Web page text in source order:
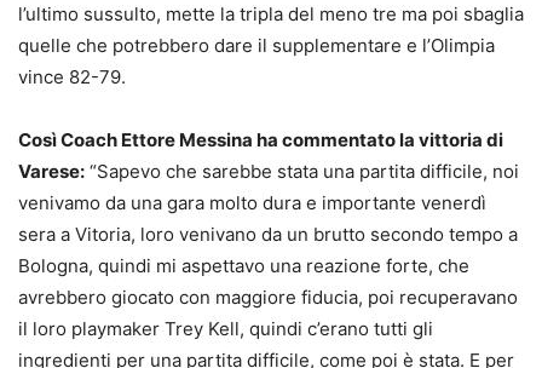
l’ultimo sussulto, mette la tripla del meno tre ma poi sbaglia
quelle che potrebbero dare il supplementare e l’Olimpia
vince 82-79.
Così Coach Ettore Messina ha commentato la vittoria di
Varese: “Sapevo che sarebbe stata una partita difficile, noi
venivamo da una gara molto dura e importante venerdì
sera a Vitoria, loro venivano da un brutto secondo tempo a
Bologna, quindi mi aspettavo una reazione forte, che
avrebbero giocato con maggiore fiducia, poi recuperavano
il loro playmaker Trey Kell, quindi c’erano tutti gli
ingredienti per una partita difficile, come poi è stata. E per